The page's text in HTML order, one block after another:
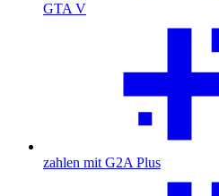
GTA V
zahlen mit G2A Plus